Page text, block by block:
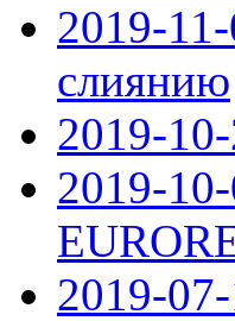
2019-
слиянию
2019-
2019-
2019-